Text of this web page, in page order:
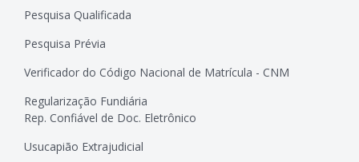
Pesquisa Qualificada
Pesquisa Prévia
Verificador do Código Nacional de Matrícula - CNM
Regularização Fundiária
Rep. Confiável de Doc. Eletrônico
Usucapião Extrajudicial